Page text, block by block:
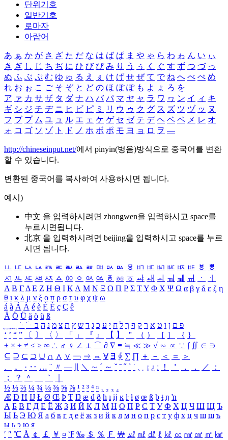
단위기호
일반기호
로마자
아랍어
あ ぁ か が さ ざ た だ な は ば ぱ ま や ゃ ら わ ゎ ん い ぃ
き ぎ し じ ち ぢ に ひ び ぴ み り う ぅ く ぐ す ず つ づ っ
ぬ ふ ぶ ぷ む ゆ ゅ る え ぇ け げ せ ぜ て で ね へ べ ぺ め
れ お ぉ こ ご そ ぞ と ど の ほ ぼ ぽ も よ ょ ろ を
ア ァ カ サ ザ タ ダ ナ ハ バ パ マ ヤ ャ ラ ワ ヮ ン イ ィ キ
ギ シ ジ チ ヂ ニ ヒ ビ ピ ミ リ ウ ゥ ク グ ス ズ ツ ヅ ッ ヌ
フ ブ プ ム ユ ュ ル エ ェ ケ ゲ セ ゼ テ デ ヘ ベ ペ メ レ オ
ォ コ ゴ ソ ゾ ト ド ノ ホ ボ ポ モ ヨ ョ ロ ヲ ―
http://chineseinput.net/에서 pinyin(병음)방식으로 중국어를 변환
할 수 있습니다.
변환된 중국어를 복사하여 사용하시면 됩니다.
예시)
中文 을 입력하시려면 zhongwen을 입력하시고 space를
누르시면됩니다.
北京 을 입력하시려면 beijing을 입력하시고 space를 누르
시면 됩니다.
ㅥ ㅦ ㅧ ㅨ ㅩ ㅪ ㅫ ㅬ ㅭ ㅮ ㅯ ㅰ ㅱ ㅲ ㅳ ㅴ ㅵ ㅶ ㅷ ㅸ
ㅹ
ㅺ ㅻ ㅼ ㅽ ㅾ ㅿ ㆀ ㆁ ㆂ ㆃ ㆄ ㆅ ㆆ ㆇ ㆈ ㆉ ㆊ ㆋ ㆌ ㆍ
ㆎ
Α Β ΓΔ Ε Ζ Η Θ Ι ΚΛ Μ Ν Ξ Ο Π Ρ Σ ΤΥ Φ Χ Ψ Ω α β γ δ ε ζ η
θ ι κ λ μ ν ξ ο π ρ σ τ υ φ χ ψ ω
á à Á À é è É È ç Ç ê
Ä Ö Ü ä ö ü ß
ִֶֹ ֻּ ׁׂ פ ם ן ו ט א ר ק ף ך ל ח י ע כ ג ד ש ץ ת צ מ נ ה ב
‘ ’ “ ” 〔 〕 〈 〉 「 」 『 』 【 】 ＂ （ ） ［ ］ ｛ ｝
± × ÷ ≠ ≤ ≥ ∞ ∴ ♂ ♀ ∠ ⊥ ⌒ ∂ ∇ ≡ ≒ ≪ ≫ √ ∽ ∝ ∵ ∫ ∬ ∈ ∋
⊆ ⊇ ⊂ ⊃ ∪ ∩ ∧ ∨ ￢ ⇒ ⇔ ∀ ∃ ∮ ∑ ∏ ＋ － ＜ ＝
＞
、
。 · ‥ … ¨ 〃 ― ＼ ∼ ´ ～ ˇ ˘ ˝ ˚ ˙ ¸ ¡ ¿ ː ！ ＇ ， ． ／
：
；
？ ＾ ｀
½ ⅓ ⅔ ¼ ¾ ⅛ ⅜ ⅝ ⅞ ¹ ² ³ ⁴ ⁿ ₁ ₂ ₃ ₄
Æ Ð Ħ Ĳ Ł Ø Œ Þ Ŧ Ŋ æ đ ð ħ ı ĳ ĸ ŀ ł ø œ ß þ ŧ ŋ ŉ
А Б В Г Д Е Ё Ж З И Й К Л М Н О П Р С Т У Ф Х Ц Ч Ш Щ Ъ
Ы Ь Э Ю Я а б в г д е ё ж з и й к л м н о п р с т у ф х ц ч ш щ ъ
ы ь э ю я
′ ″ ℃ Å ￠ ￡ ￥ ¤ ℉ ‰ ＄ ％ Ｆ ￦ ㎕ ㎖ ㎗ ℓ ㎘ ㏄ ㎣ ㎤ ㎥ ㎦